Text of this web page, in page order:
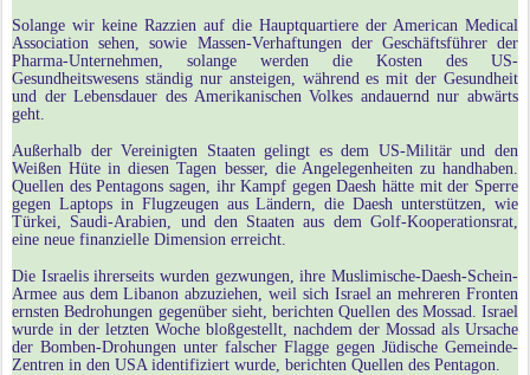
Solange wir keine Razzien auf die Hauptquartiere der American Medical
Association sehen, sowie Massen-Verhaftungen der Geschäftsführer der
Pharma-Unternehmen, solange werden die Kosten des US-
Gesundheitswesens ständig nur ansteigen, während es mit der Gesundheit
und der Lebensdauer des Amerikanischen Volkes andauernd nur abwärts
geht.
Außerhalb der Vereinigten Staaten gelingt es dem US-Militär und den
Weißen Hüte in diesen Tagen besser, die Angelegenheiten zu handhaben.
Quellen des Pentagons sagen, ihr Kampf gegen Daesh hätte mit der Sperre
gegen Laptops in Flugzeugen aus Ländern, die Daesh unterstützen, wie
Türkei, Saudi-Arabien, und den Staaten aus dem Golf-Kooperationsrat,
eine neue finanzielle Dimension erreicht.
Die Israelis ihrerseits wurden gezwungen, ihre Muslimische-Daesh-Schein-
Armee aus dem Libanon abzuziehen, weil sich Israel an mehreren Fronten
ernsten Bedrohungen gegenüber sieht, berichten Quellen des Mossad. Israel
wurde in der letzten Woche bloßgestellt, nachdem der Mossad als Ursache
der Bomben-Drohungen unter falscher Flagge gegen Jüdische Gemeinde-
Zentren in den USA identifiziert wurde, berichten Quellen des Pentagon.